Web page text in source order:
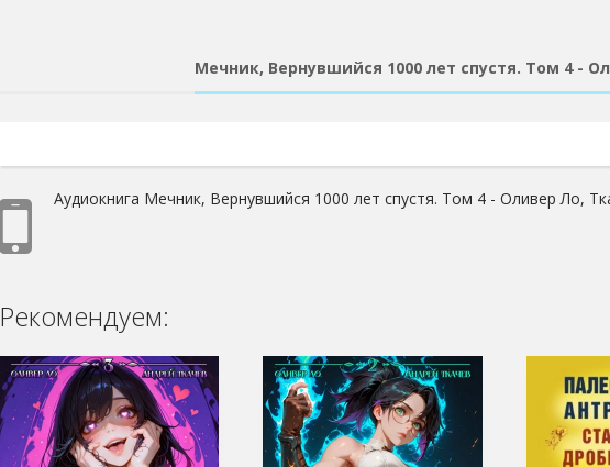
Мечник, Вернувшийся 1000 лет спустя. Том 4 -
Аудиокнига Мечник, Вернувшийся 1000 лет спустя. Том 4 - Оливер Ло,
Рекомендуем: